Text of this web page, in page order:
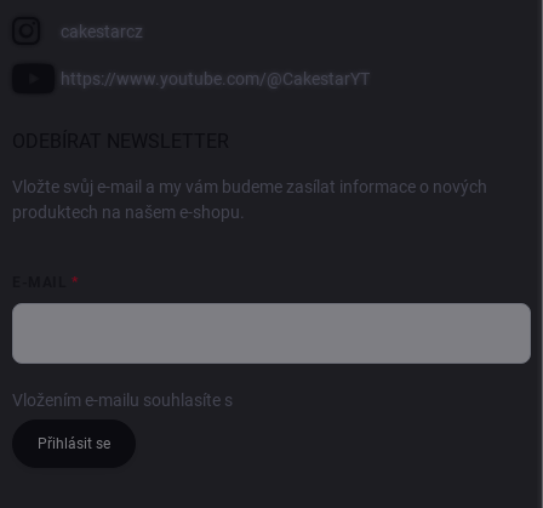
cakestarcz
https://www.youtube.com/@CakestarYT
Vložte svůj e-mail a my vám budeme zasílat informace o nových
produktech na našem e-shopu.
Vložením e-mailu souhlasíte s
Přihlásit se